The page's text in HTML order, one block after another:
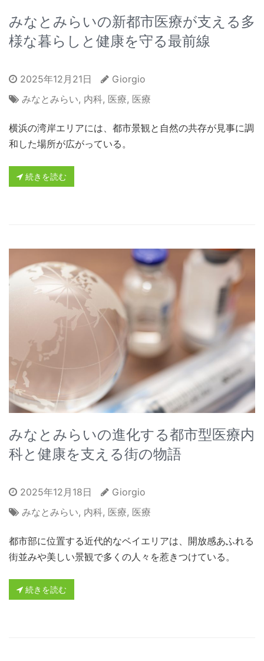
みなとみらいの新都市医療が支える多
様な暮らしと健康を守る最前線
2025年12月21日
Giorgio
みなとみらい, 内科, 医療, 医療
横浜の湾岸エリアには、都市景観と自然の共存が見事に調
和した場所が広がっている。
続きを読む
みなとみらいの進化する都市型医療内
科と健康を支える街の物語
2025年12月18日
Giorgio
みなとみらい, 内科, 医療, 医療
都市部に位置する近代的なベイエリアは、開放感あふれる
街並みや美しい景観で多くの人々を惹きつけている。
続きを読む